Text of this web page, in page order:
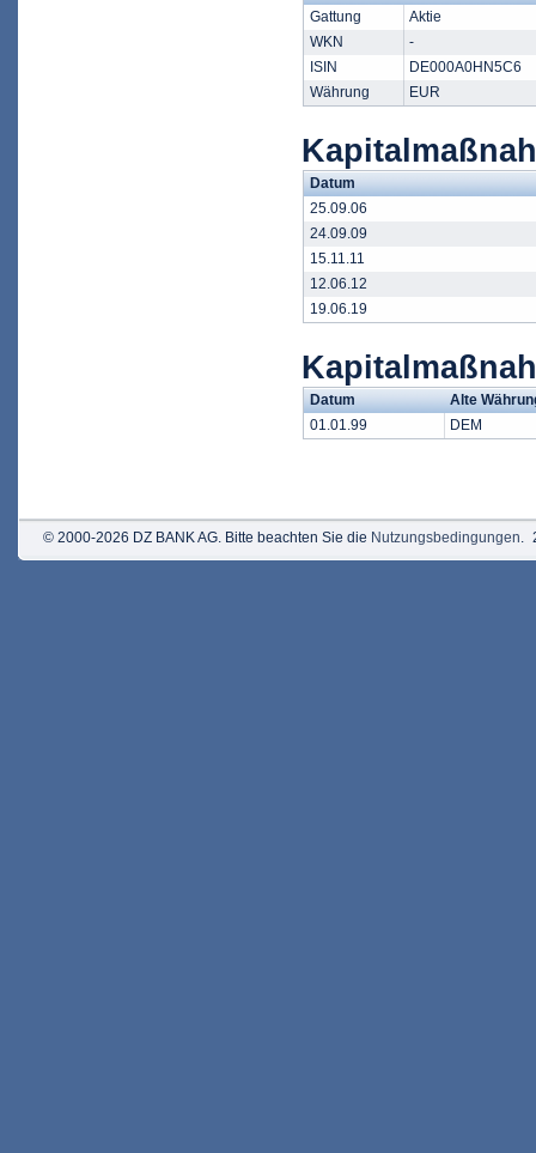
Gattung
Aktie
WKN
-
ISIN
DE000A0HN5C6
Währung
EUR
Datum
25.09.06
24.09.09
15.11.11
12.06.12
19.06.19
Datum
Alte
01.01.99
DEM
© 2000-2026 DZ BANK AG. Bitte beachten Sie die Nutzungsbedingungen.